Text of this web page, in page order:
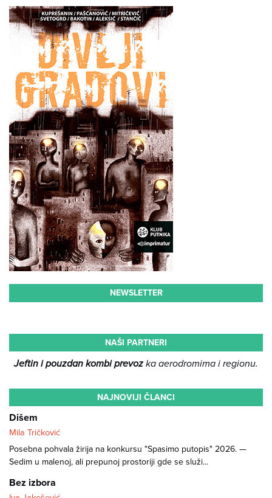
NEWSLETTER
NAŠI PARTNERI
Jeftin i pouzdan kombi prevozka aerodromima i regionu.
NAJNOVIJI ČLANCI
Dišem
Mila Tričković
Posebna pohvala žirija na konkursu "Spasimo putopis" 2026. —
Sedim u malenoj, ali prepunoj prostoriji gde se služi...
Bez izbora